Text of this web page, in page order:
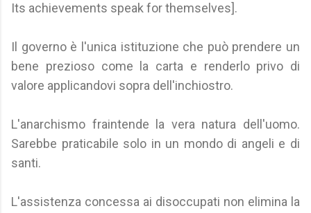
Its achievements speak for themselves].
Il governo è l'unica istituzione che può prendere un
bene prezioso come la carta e renderlo privo di
valore applicandovi sopra dell'inchiostro.
L'anarchismo fraintende la vera natura dell'uomo.
Sarebbe praticabile solo in un mondo di angeli e di
santi.
L'assistenza concessa ai disoccupati non elimina la